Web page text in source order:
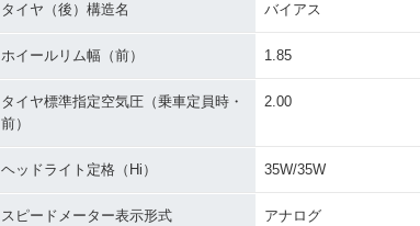
タイヤ（後）構造名 バイアス
ホイールリム幅（前） 1.85
タイヤ標準指定空気圧（乗車定員時・
前）
2.00
ヘッドライト定格（Hi） 35W/35W
スピードメーター表示形式 アナログ